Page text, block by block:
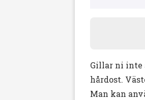
Gillar ni inte
hårdost.
Man kan